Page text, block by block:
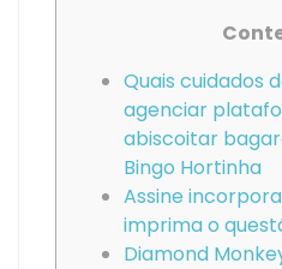
Quais cuidados
agenciar
abiscoitar
Bingo Hortinha
Assine
imprima o
Diamond